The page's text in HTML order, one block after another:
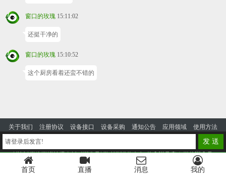
窗口的玫瑰 15:11:02
还挺干净的
窗口的玫瑰 15:10:52
这个厨房看着还蛮不错的
请登录后发言! 发 送
关于我们 注册协议 设备接口 设备采购 通知公告 应用领域
使用方法
2014-2023 优视云播平台蜀ICP备2024105328号-4
公安网备案：川公网安备
51130302000125号
首页 直播 消息 我的